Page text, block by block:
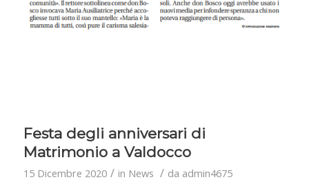
Festa degli anniversari di
Matrimonio a Valdocco
15 Dicembre 2020 / in News / da admin4675